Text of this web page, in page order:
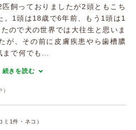
飼っておりましたが2頭ともこち
。1頭は18歳で6年前、もう1頭は1
ので犬の世界では大往生と思いま
が、その前に皮膚疾患やら歯槽膿
で何でも...
続きを読む
）
ミ1件・ネコ）